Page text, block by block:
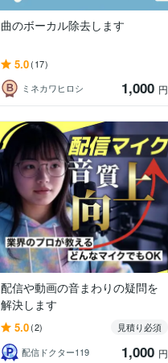
曲のボーカル除去します
5.0(17)
ミネカワヒロシ
1,000 円
配信や動画の音まわりの疑問を
解決します
5.0(2)
見積り必須
配信ドクター119
1,000 円